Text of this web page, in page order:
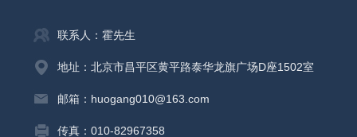
联系人：霍先生
地址：北京市昌平区黄平路泰华龙旗广场D座1502室
邮箱：huogang010@163.com
传真：010-82967358